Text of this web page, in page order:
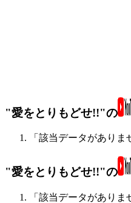
"愛をとりもどせ!!"の
「該当データがありま
"愛をとりもどせ!!"の
「該当データがありま